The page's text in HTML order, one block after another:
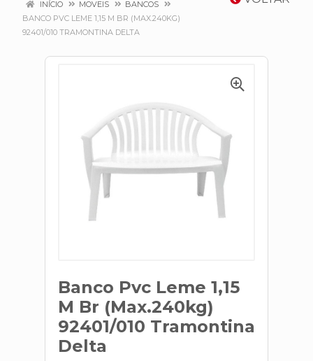
INÍCIO MOVEIS
BANCOS
BANCO PVC LEME 1,15 M BR (MAX.240KG)
92401/010 TRAMONTINA DELTA
Banco Pvc Leme 1,15
M Br (Max.240kg)
92401/010 Tramontina
Delta